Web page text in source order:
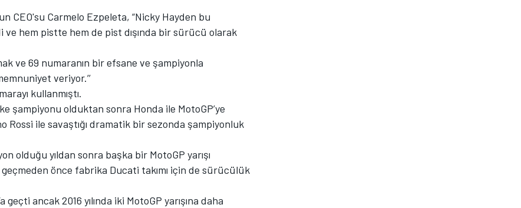
CEO'su Carmelo Ezpeleta, “Nicky Hayden bu
hem pistte hem de pist dışında bir sürücü olarak
ve 69 numaranın bir efsane ve şampiyonla
veriyor.’’
kullanmıştı.
şampiyonu olduktan sonra Honda ile MotoGP’ye
Rossi ile savaştığı dramatik bir sezonda şampiyonluk
olduğu yıldan sonra başka bir MotoGP yarışı
önce fabrika Ducati takımı için de sürücülük
ancak 2016 yılında iki MotoGP yarışına daha